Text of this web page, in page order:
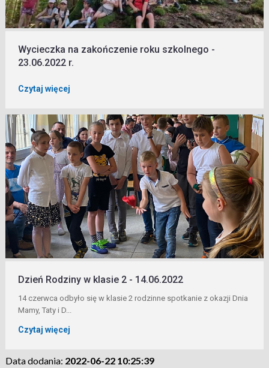
Wycieczka na zakończenie roku szkolnego -
23.06.2022 r.
Czytaj więcej
Dzień Rodziny w klasie 2 - 14.06.2022
14 czerwca odbyło się w klasie 2 rodzinne spotkanie z okazji Dnia
Mamy, Taty i D...
Czytaj więcej
Data dodania: 2022-06-22 10:25:39